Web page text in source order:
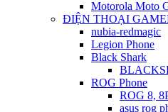
Motorola Moto
ĐIỆN THOẠI
nubia-redmagic
Legion Phone
Black Shark
ROG Phone
ROG 8,
asus rog